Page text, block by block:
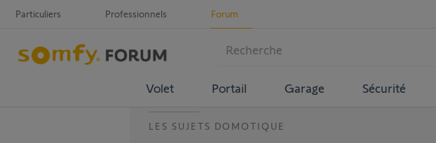
Particuliers Professionnels Forum
Volet Portail Garage Sécurité
LES SUJETS DOMOTIQUE